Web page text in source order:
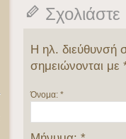
Σχολιάστε
Η ηλ. διεύθυνσή
σημειώνονται με
Όνομα: *